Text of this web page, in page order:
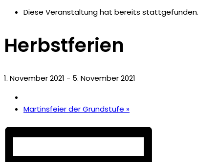
Diese Veranstaltung hat bereits stattgefunden.
Herbstferien
1. November 2021 - 5. November 2021
Martinsfeier der Grundstufe »